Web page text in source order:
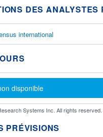
DES ANALYSTES
international
disponible
Systems Inc. All rights reserved.
PRÉVISIONS